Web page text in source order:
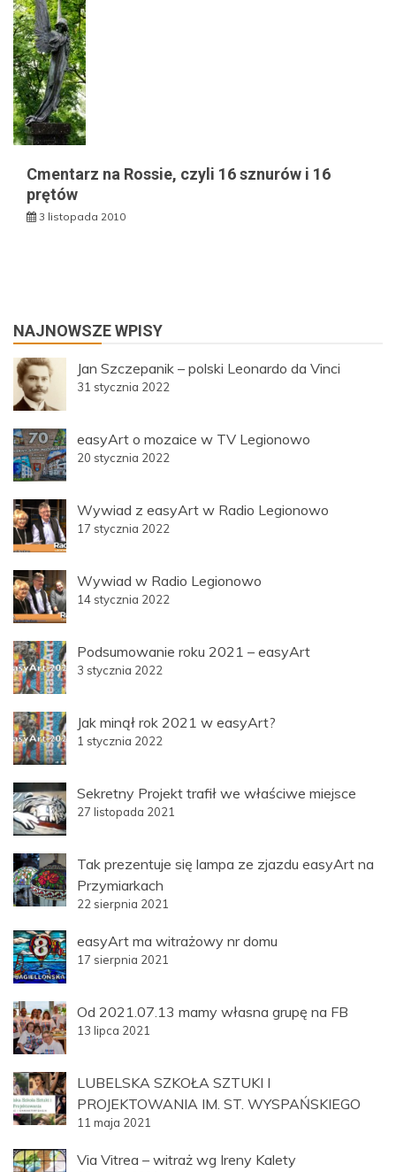
Cmentarz na Rossie, czyli 16 sznurów i 16
prętów
3 listopada 2010
NAJNOWSZE WPISY
Jan Szczepanik – polski Leonardo da Vinci
31 stycznia 2022
easyArt o mozaice w TV Legionowo
20 stycznia 2022
Wywiad z easyArt w Radio Legionowo
17 stycznia 2022
Wywiad w Radio Legionowo
14 stycznia 2022
Podsumowanie roku 2021 – easyArt
3 stycznia 2022
Jak minął rok 2021 w easyArt?
1 stycznia 2022
Sekretny Projekt trafił we właściwe miejsce
27 listopada 2021
Tak prezentuje się lampa ze zjazdu easyArt na
Przymiarkach
22 sierpnia 2021
easyArt ma witrażowy nr domu
17 sierpnia 2021
Od 2021.07.13 mamy własna grupę na FB
13 lipca 2021
LUBELSKA SZKOŁA SZTUKI I
PROJEKTOWANIA IM. ST. WYSPAŃSKIEGO
11 maja 2021
Via Vitrea – witraż wg Ireny Kalety